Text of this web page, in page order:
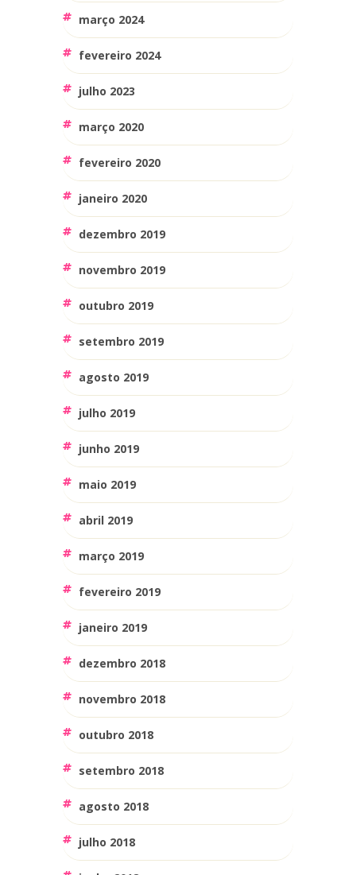
março 2024
fevereiro 2024
julho 2023
março 2020
fevereiro 2020
janeiro 2020
dezembro 2019
novembro 2019
outubro 2019
setembro 2019
agosto 2019
julho 2019
junho 2019
maio 2019
abril 2019
março 2019
fevereiro 2019
janeiro 2019
dezembro 2018
novembro 2018
outubro 2018
setembro 2018
agosto 2018
julho 2018